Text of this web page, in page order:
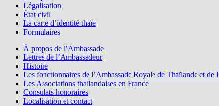
Légalisation
État civil
La carte d’identité thaïe
Formulaires
À propos de l’Ambassade
Lettres de l’Ambassadeur
Histoire
Les fonctionnaires de l’Ambassade Royale de Thaïlande et de
Les Associations thaïlandaises en France
Consulats honoraires
Localisation et contact